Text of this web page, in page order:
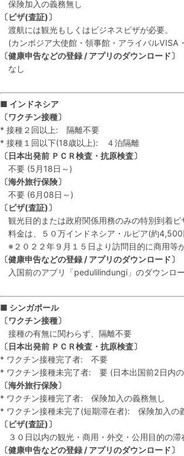
保険加入の義務無し
〔ビザ(査証)〕
渡航には観光もしくはビジネスビザが必要。
(カンボジア大使館・領事館・アライバルVISA
〔健康申告などの登録 / アプリのダウンロード〕
なし
■ インドネシア
〔ワクチン接種〕
* 接種２回以上: 隔離不要
* 接種１回以下(18歳以上): ４泊隔離
〔日本出発前 ＰＣＲ検査・抗原検査〕
不要 (5月18日～)
〔海外旅行保険〕
不要 (6月08日～)
〔ビザ(査証)〕
観光目的または政府関係用務のみの特別到着ビ
料金は、５０万インドネシア・ルピア(約4,500
※２０２２年９月１５日より訪問目的に商用等
〔健康申告などの登録 / アプリのダウンロード〕
入国前のアプリ「pedulilindungi」のダウンロー
■ シンガポール
〔ワクチン接種〕
接種の有無に関わらず、隔離不要
〔日本出発前 ＰＣＲ検査・抗原検査〕
* ワクチン接種完了者: 不要
* ワクチン接種未完了者: 要 (日本出国前2日内
〔海外旅行保険〕
* ワクチン接種完了者: 保険加入の義務無し
* ワクチン接種未完了(短期滞在者): 保険加入の
〔ビザ(査証)〕
３０日以内の観光・商用・外交・公用目的の滞
〔健康申告などの登録 / アプリのダウンロード〕